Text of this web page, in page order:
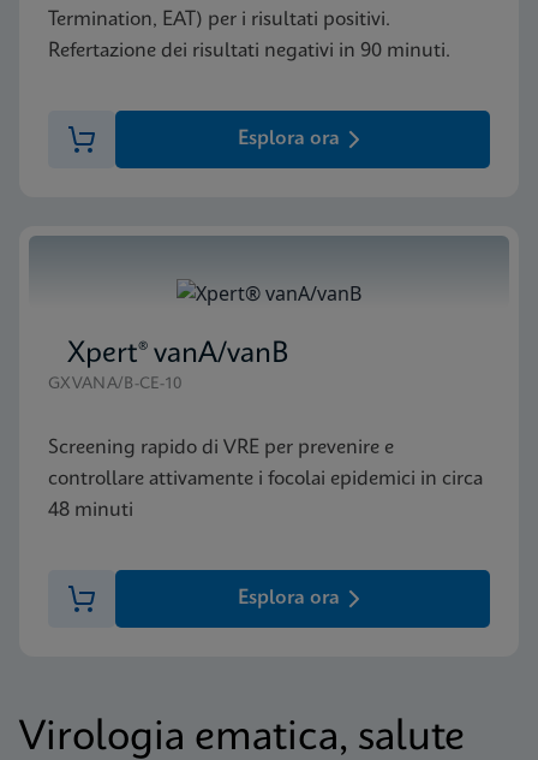
Termination, EAT) per i risultati positivi.
Refertazione dei risultati negativi in 90 minuti.
Esplora ora
Xpert® vanA/vanB
GXVANA/B-CE-10
Screening rapido di VRE per prevenire e
controllare attivamente i focolai epidemici in circa
48 minuti
Esplora ora
Virologia ematica, salute